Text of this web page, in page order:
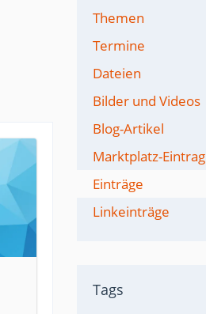
Themen
Termine
Dateien
Bilder und Videos
Blog-Artikel
Marktplatz-Eintrag
Einträge
Linkeinträge
Tags